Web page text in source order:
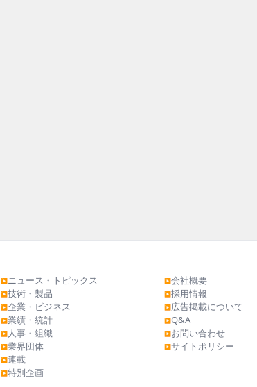
▶ニュース・トピックス
▶技術・製品
▶企業・ビジネス
▶業績・統計
▶人事・組織
▶業界団体
▶連載
▶特別企画
▶会社概要
▶採用情報
▶広告掲載について
▶Q&A
▶お問い合わせ
▶サイトポリシー